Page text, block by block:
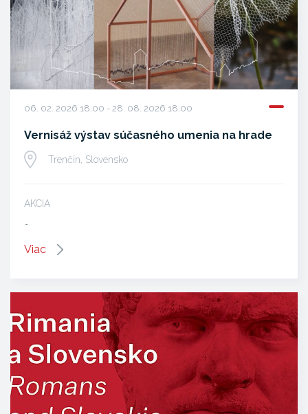
06. 02. 2026 18:00 - 28. 08. 2026 18:00
Vernisáž výstav súčasného umenia na hrade
Trenčín, Slovensko
AKCIA
Viac